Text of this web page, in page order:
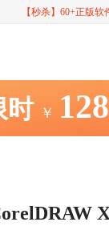
【秒杀】60+正版
时 ￥